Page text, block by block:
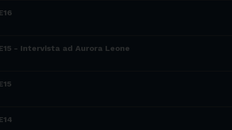
- Intervista ad Aurora Leone